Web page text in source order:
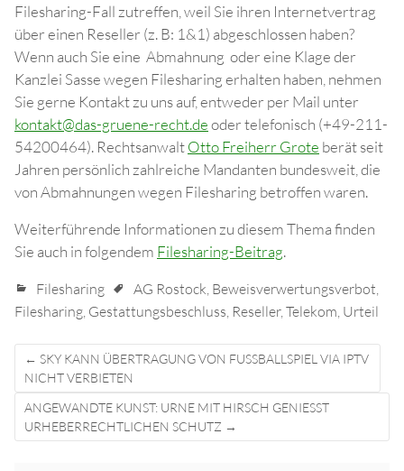
Filesharing-Fall zutreffen, weil Sie ihren Internetvertrag
über einen Reseller (z. B: 1&1) abgeschlossen haben?
Wenn auch Sie eine Abmahnung oder eine Klage der
Kanzlei Sasse wegen Filesharing erhalten haben, nehmen
Sie gerne Kontakt zu uns auf, entweder per Mail unter
kontakt@das-gruene-recht.deoder telefonisch (+49-211-
54200464). RechtsanwaltOtto Freiherr Grote berät seit
Jahren persönlich zahlreiche Mandanten bundesweit, die
von Abmahnungen wegen Filesharing betroffen waren.
Weiterführende Informationen zu diesem Thema finden
Sie auch in folgendem Filesharing-Beitrag.
Filesharing AG Rostock, Beweisverwertungsverbot,
Filesharing, Gestattungsbeschluss, Reseller,Telekom, Urteil
Post
navigation
← SKY KANN ÜBERTRAGUNG VON FUSSBALLSPIEL VIA IPTV N
ICHT VERBIETEN
ANGEWANDTE KUNST: URNE MIT HIRSCH GENIESST U
RHEBERRECHTLICHEN SCHUTZ →